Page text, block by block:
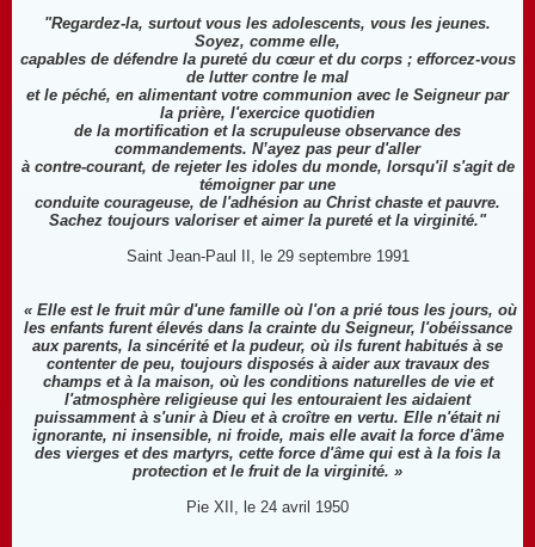
"Regardez-la, surtout vous les adolescents, vous les jeunes.
Soyez, comme elle,
capables de défendre la pureté du cœur et du corps ; efforcez-vous
de lutter contre le mal
et le péché, en alimentant votre communion avec le Seigneur par
la prière, l'exercice quotidien
de la mortification et la scrupuleuse observance des
commandements. N’ayez pas peur d'aller
à contre-courant, de rejeter les idoles du monde, lorsqu'il s'agit de
témoigner par une
conduite courageuse, de l'adhésion au Christ chaste et pauvre.
Sachez toujours valoriser et aimer la pureté et la virginité."
Saint Jean-Paul II, le 29 septembre 1991
« Elle est le fruit mûr d'une famille où l'on a prié tous les jours, où
les enfants furent élevés dans la crainte du Seigneur, l'obéissance
aux parents, la sincérité et la pudeur, où ils furent habitués à se
contenter de peu, toujours disposés à aider aux travaux des
champs et à la maison, où les conditions naturelles de vie et
l'atmosphère religieuse qui les entouraient les aidaient
puissamment à s'unir à Dieu et à croître en vertu. Elle n'était ni
ignorante, ni insensible, ni froide, mais elle avait la force d'âme
des vierges et des martyrs, cette force d'âme qui est à la fois la
protection et le fruit de la virginité. »
Pie XII, le 24 avril 1950